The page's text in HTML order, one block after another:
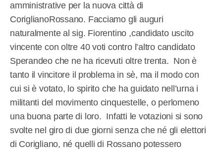
amministrative per la nuova città di
CoriglianoRossano. Facciamo gli auguri
naturalmente al sig. Fiorentino ,candidato uscito
vincente con oltre 40 voti contro l’altro candidato
Sperandeo che ne ha ricevuti oltre trenta. Non è
tanto il vincitore il problema in sè, ma il modo con
cui si è votato, lo spirito che ha guidato nell’urna i
militanti del movimento cinquestelle, o perlomeno
una buona parte di loro. Infatti le votazioni si sono
svolte nel giro di due giorni senza che né gli elettori
di Corigliano, né quelli di Rossano potessero